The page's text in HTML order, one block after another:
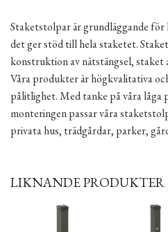
Staketstolpar är grundläggande
det ger stöd till hela staketet.
konstruktion av nätstängsel, staket
Våra produkter är högkvalitativa
pålitlighet. Med tanke på våra låga
monteringen passar våra
privata hus, trädgårdar, parker,
LIKNANDE PRODUKTER